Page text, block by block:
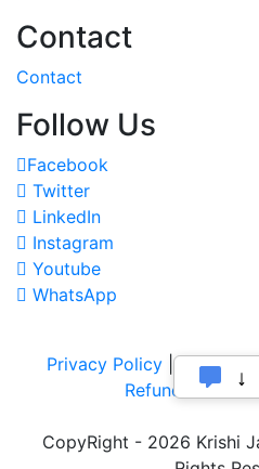
Contact
Contact
Follow Us
Facebook
Twitter
LinkedIn
Instagram
Youtube
WhatsApp
Privacy Policy |Terms of
Refund &
CopyRight - 2026 Krishi